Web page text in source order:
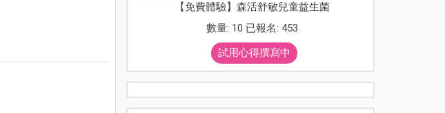
【免費體驗】森活舒敏兒童益生菌
數量: 10 已報名: 453
試用心得撰寫中